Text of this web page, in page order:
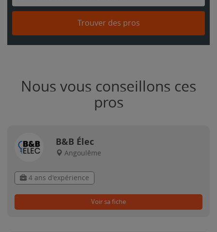
Trouver des pros
Nous vous conseillons ces
pros
B&B Élec
Angoulême
4 ans d'expérience
Voir sa fiche